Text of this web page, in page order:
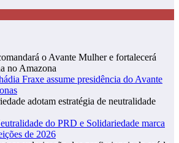
Fraxe assume presidência do Avante
do PRD e Solidariedade marca
de 2026